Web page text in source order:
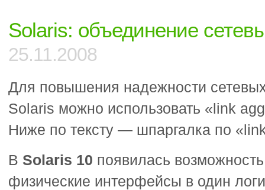
Solaris: объединение
25.11.2008
Для повышения надежности
Solaris можно использовать «link
Ниже по тексту — шпаргалка по
В Solaris 10 появилась
физические интерфейсы в один